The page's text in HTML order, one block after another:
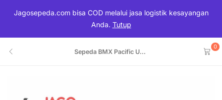
Jagosepeda.com bisa COD melalui jasa logistik kesayangan
Anda. Tutup
Sepeda BMX Pacific U...
0